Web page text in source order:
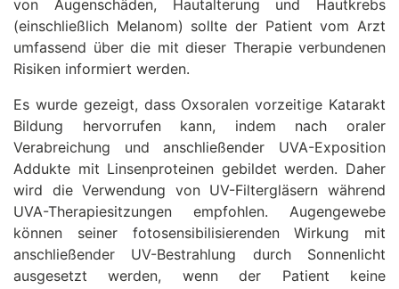
von Augenschäden, Hautalterung und Hautkrebs
(einschließlich Melanom) sollte der Patient vom Arzt
umfassend über die mit dieser Therapie verbundenen
Risiken informiert werden.
Es wurde gezeigt, dass Oxsoralen vorzeitige Katarakt
Bildung hervorrufen kann, indem nach oraler
Verabreichung und anschließender UVA-Exposition
Addukte mit Linsenproteinen gebildet werden. Daher
wird die Verwendung von UV-Filtergläsern während
UVA-Therapiesitzungen empfohlen. Augengewebe
können seiner fotosensibilisierenden Wirkung mit
anschließender UV-Bestrahlung durch Sonnenlicht
ausgesetzt werden, wenn der Patient keine